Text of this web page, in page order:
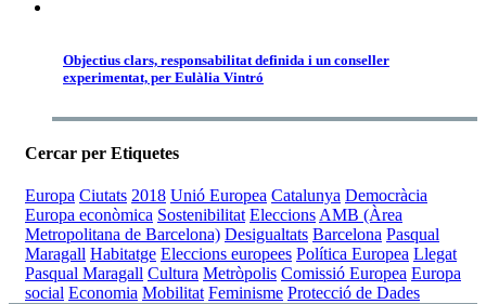
Objectius clars, responsabilitat definida i un conseller
experimentat, per Eulàlia Vintró
Cercar per Etiquetes
Europa Ciutats 2018 Unió Europea Catalunya Democràcia
Europa econòmica Sostenibilitat Eleccions AMB (Àrea
Metropolitana de Barcelona) Desigualtats Barcelona Pasqual
Maragall Habitatge Eleccions europees Política Europea Llegat
Pasqual Maragall Cultura Metròpolis Comissió Europea Europa
social Economia Mobilitat Feminisme Protecció de Dades